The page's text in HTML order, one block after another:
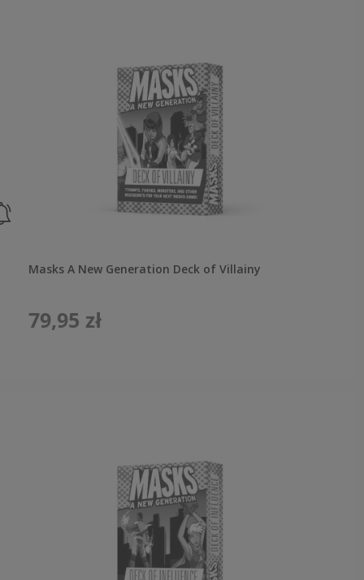
Masks A New Generation Deck of Villainy
79,95 zł